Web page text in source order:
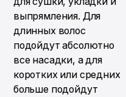
выпрямления. Для
длинных волос
подойдут абсолютно
все насадки, а для
коротких или средних
больше подойдут